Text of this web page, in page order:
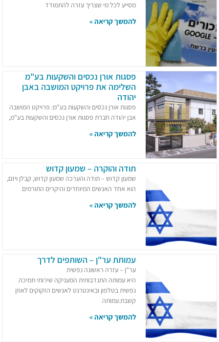
מסייע לכל מי שצריך עזרה להתמודד
להמשך קריאה »
פסגות אורן נכסים והשקעות בע"מ
השלימה את פרויקט המושבה באבן
יהודה
פסגות אורן נכסים והשקעות בע"מ: פרויקט המושבה
אבן יהודה חברת פסגות אורן נכסים והשקעות בע"מ,
להמשך קריאה »
תודה והוקרה – שמעון קדוש
שמעון קדוש – תודה והערכה שמעון קדוש, קבלן ויזם,
הוא אחד האנשים המיוחדים והיקרים התורמים
להמשך קריאה »
עמותת ער"ן – השותפים לדרך
ער"ן – עזרה ראשונה נפשית
היא עמותה התנדבותית המעניקה שירותי תמיכה
נפשית בטלפון ובאינטרנט לאנשים הזקוקים לאוזן
קשבת.עמותה
להמשך קריאה »